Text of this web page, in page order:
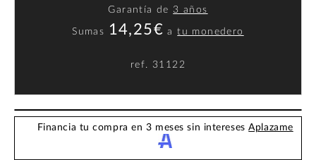
Garantía de 3 años
Sumas 14,25€ atu monedero
ref. 31122
Financia tu compra en 3 meses sin interesesAplazame